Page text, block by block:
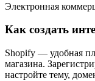
Электронная
Как создать
Shopify — удобная
магазина.
настройте тему,